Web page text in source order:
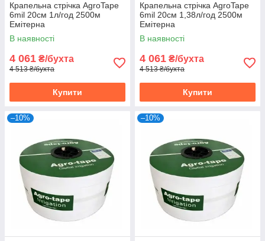
Крапельна стрічка AgroTape
6mil 20см 1л/год 2500м
Емітерна
В наявності
4 061 ₴/бухта
4 513 ₴/бухта
Купити
Крапельна стрічка AgroTape
6mil 20см 1,38л/год 2500м
Емітерна
В наявності
4 061 ₴/бухта
4 513 ₴/бухта
Купити
–10% –10%